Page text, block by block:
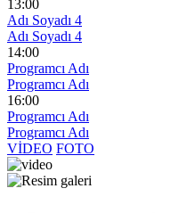
13:00
Adı Soyadı 4
Adı Soyadı 4
14:00
Programcı Adı
Programcı Adı
16:00
Programcı Adı
Programcı Adı
VİDEO FOTO